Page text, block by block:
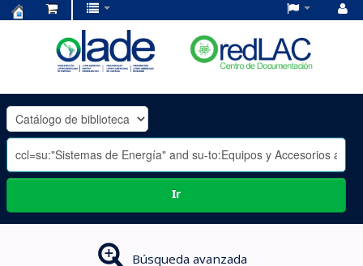
OLADE
-
Ir
Búsqueda avanzada